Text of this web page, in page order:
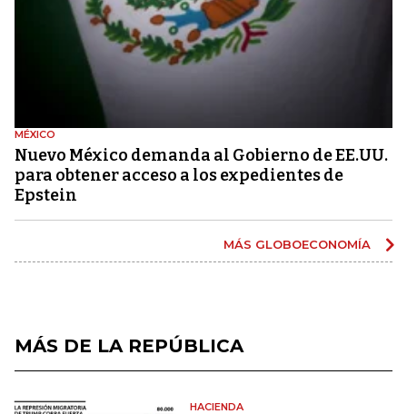
MÉXICO
Nuevo México demanda al Gobierno de EE.UU.
para obtener acceso a los expedientes de
Epstein
MÁS GLOBOECONOMÍA
MÁS DE LA REPÚBLICA
HACIENDA